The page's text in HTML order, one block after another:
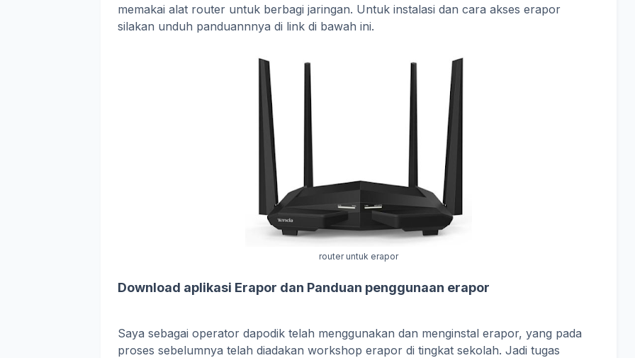
memakai alat router untuk berbagi jaringan. Untuk instalasi dan cara akses erapor
silakan unduh panduannnya di link di bawah ini.
router untuk erapor
Download aplikasi Erapor dan Panduan penggunaan erapor
Saya sebagai operator dapodik telah menggunakan dan menginstal erapor, yang pada
proses sebelumnya telah diadakan workshop erapor di tingkat sekolah. Jadi tugas